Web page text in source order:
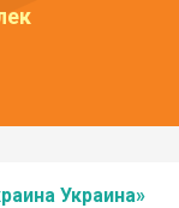
Украина»